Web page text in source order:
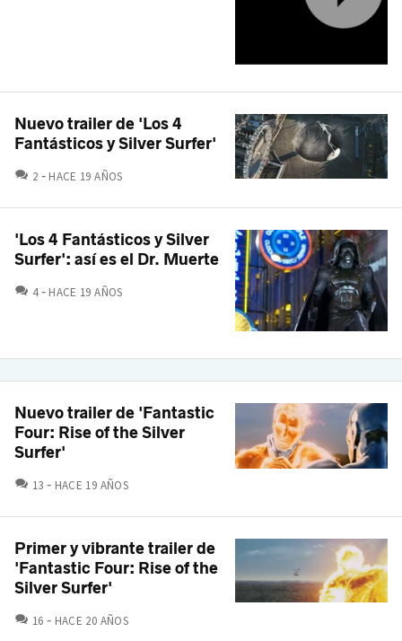
Nuevo trailer de 'Los 4
Fantásticos y Silver Surfer'
2 COMENTARIOS
HACE 19 AÑOS
'Los 4 Fantásticos y Silver
Surfer': así es el Dr. Muerte
4 COMENTARIOS
HACE 19 AÑOS
Nuevo trailer de 'Fantastic
Four: Rise of the Silver
Surfer'
13 COMENTARIOS
HACE 19 AÑOS
Primer y vibrante trailer de
'Fantastic Four: Rise of the
Silver Surfer'
16 COMENTARIOS
HACE 20 AÑOS